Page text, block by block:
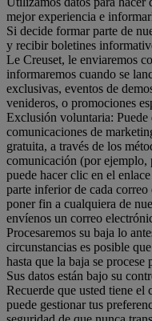
mejor experiencia e
Si decide formar parte de
y recibir boletines
Le Creuset, le enviaremos
informaremos cuando se
exclusivas, eventos de
venideros, o promociones
Exclusión voluntaria: Puede
comunicaciones de
gratuita, a través de los
comunicación (por ejemplo,
puede hacer clic en el
parte inferior de cada
poner fin a cualquiera de
envíenos un correo
Procesaremos su baja lo
circunstancias es posible
hasta que la baja se procese
Sus datos están bajo su
Recuerde que usted tiene el
puede gestionar tus